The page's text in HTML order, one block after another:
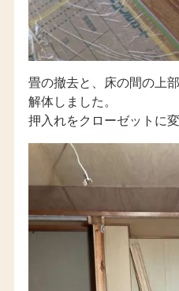
畳の撤去と、床の間の上
解体しました。
押入れをクローゼットに